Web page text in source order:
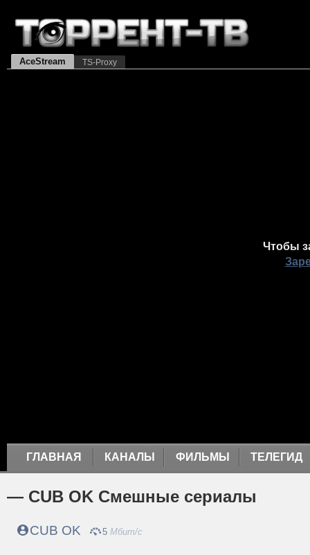
AceStream TS-Proxy
Чтобы
ГЛАВНАЯ КАНАЛЫ ФИЛЬМЫ ТЕЛЕГИД
— CUB OK Смешные сериалы
CUB OK 5 Мбит/с